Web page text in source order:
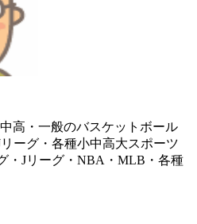
高・一般のバスケットボール
ーグ・各種小中高大スポーツ
・Jリーグ・NBA・MLB・各種